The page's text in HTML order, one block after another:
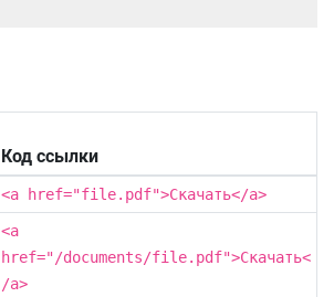
Код ссылки
<a href="file.pdf">Скачать</a>
<a
href="/documents/file.pdf">Скачать<
/a>